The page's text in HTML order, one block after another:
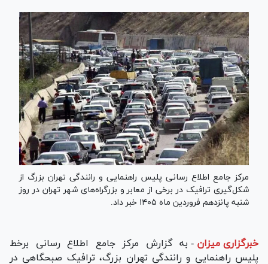
مرکز جامع اطلاع رسانی پلیس راهنمایی و رانندگی تهران بزرگ از
شکل‌گیری ترافیک در برخی از معابر و بزرگراه‌های شهر تهران در روز
شنبه پانزدهم فروردین ماه ۱۴۰۵ خبر داد.
خبرگزاری میزان - به گزارش مرکز جامع اطلاع رسانی برخط
پلیس راهنمایی و رانندگی تهران بزرگ، ترافیک صبحگاهی در